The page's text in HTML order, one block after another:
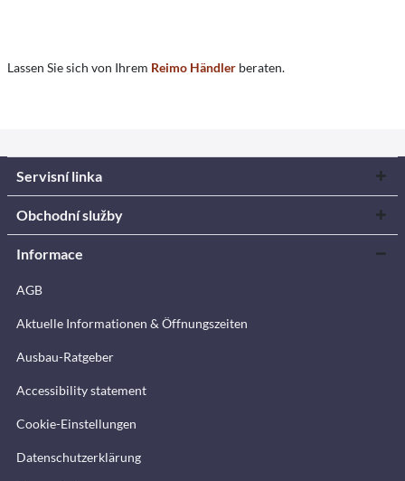
Lassen Sie sich von Ihrem Reimo Händler beraten.
Servisní linka
Obchodní služby
Informace
AGB
Aktuelle Informationen & Öffnungszeiten
Ausbau-Ratgeber
Accessibility statement
Cookie-Einstellungen
Datenschutzerklärung